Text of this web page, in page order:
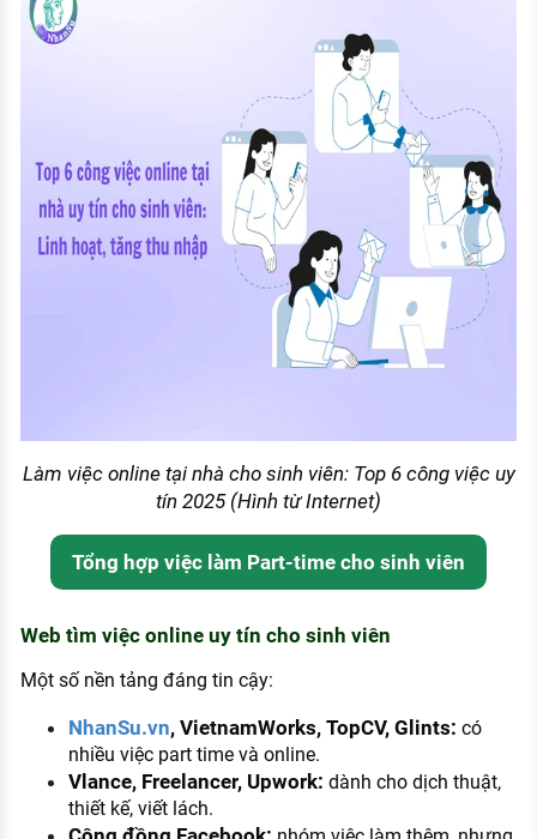
Làm việc online tại nhà cho sinh viên: Top 6 công việc uy
tín 2025 (Hình từ Internet)
Tổng hợp việc làm Part-time cho sinh viên
Web tìm việc online uy tín cho sinh viên
Một số nền tảng đáng tin cậy:
NhanSu.vn, VietnamWorks, TopCV, Glints: có
nhiều việc part time và online.
Vlance, Freelancer, Upwork: dành cho dịch thuật,
thiết kế, viết lách.